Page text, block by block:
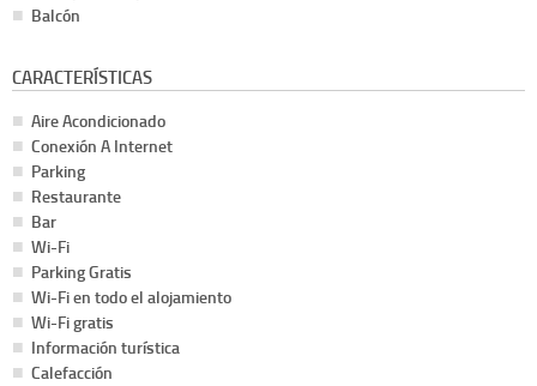
Balcón
CARACTERÍSTICAS
Aire Acondicionado
Conexión A Internet
Parking
Restaurante
Bar
Wi-Fi
Parking Gratis
Wi-Fi en todo el alojamiento
Wi-Fi gratis
Información turística
Calefacción